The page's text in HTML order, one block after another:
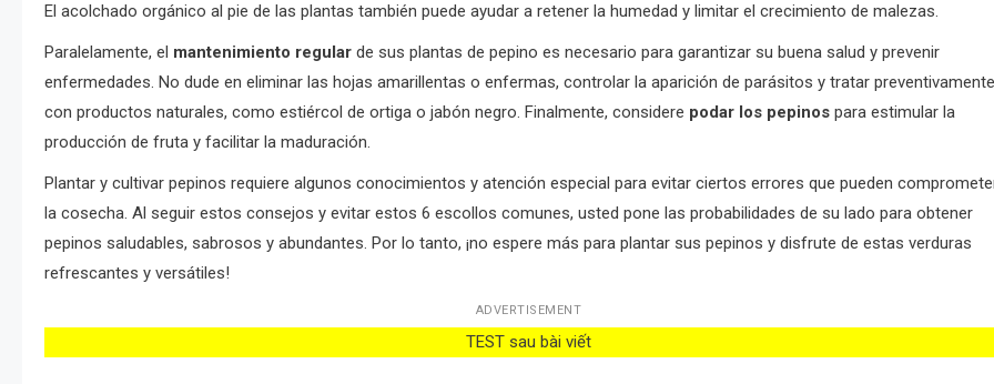
El acolchado orgánico al pie de las plantas también puede ayudar a retener la humedad y limitar el crecimiento de malezas.
Paralelamente, el mantenimiento regular de sus plantas de pepino es necesario para garantizar su buena salud y prevenir
enfermedades. No dude en eliminar las hojas amarillentas o enfermas, controlar la aparición de parásitos y tratar preventivamente
con productos naturales, como estiércol de ortiga o jabón negro. Finalmente, considere podar los pepinos para estimular la
producción de fruta y facilitar la maduración.
Plantar y cultivar pepinos requiere algunos conocimientos y atención especial para evitar ciertos errores que pueden
la cosecha. Al seguir estos consejos y evitar estos 6 escollos comunes, usted pone las probabilidades de su lado para obtener
pepinos saludables, sabrosos y abundantes. Por lo tanto, ¡no espere más para plantar sus pepinos y disfrute de estas verduras
refrescantes y versátiles!
ADVERTISEMENT
TEST sau bài viết